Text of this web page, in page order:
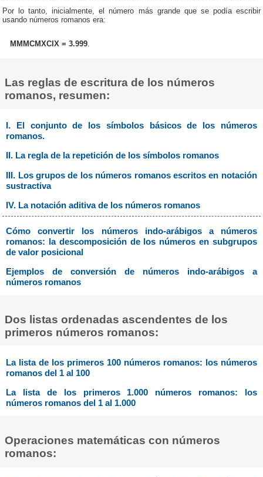
Por lo tanto, inicialmente, el número más grande que se podía escribir
usando números romanos era:
MMMCMXCIX = 3.999.
Las reglas de escritura de los números
romanos, resumen:
I. El conjunto de los símbolos básicos de los números
romanos.
II. La regla de la repetición de los símbolos romanos
III. Los grupos de los números romanos escritos en notación
sustractiva
IV. La notación aditiva de los números romanos
Cómo convertir los números indo-arábigos a números
romanos: la descomposición de los números en subgrupos
de valor posicional
Ejemplos de conversión de números indo-arábigos a
números romanos
Dos listas ordenadas ascendentes de los
primeros números romanos:
La lista de los primeros 100 números romanos: los números
romanos del 1 al 100
La lista de los primeros 1.000 números romanos: los
números romanos del 1 al 1.000
Operaciones matemáticas con números
romanos: